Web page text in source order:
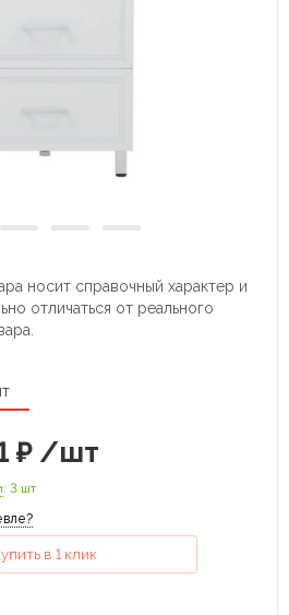
носит справочный характер и
отличаться от реального
₽ /шт
: 3 шт
в 1 клик